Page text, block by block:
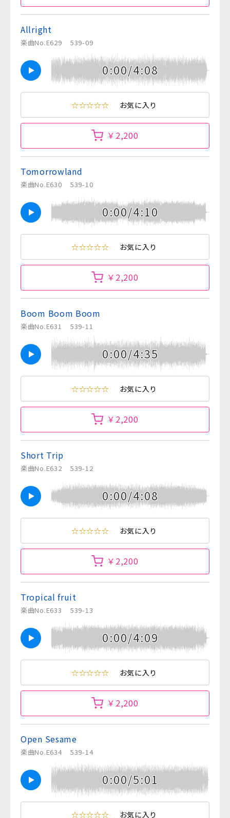
Allright
楽曲No.E629 539-09
0:00/4:08
☆☆☆☆☆ お気に入り
￥2,200
Tomorrowland
楽曲No.E630 539-10
0:00/4:10
☆☆☆☆☆ お気に入り
￥2,200
Boom Boom Boom
楽曲No.E631 539-11
0:00/4:35
☆☆☆☆☆ お気に入り
￥2,200
Short Trip
楽曲No.E632 539-12
0:00/4:08
☆☆☆☆☆ お気に入り
￥2,200
Tropical fruit
楽曲No.E633 539-13
0:00/4:09
☆☆☆☆☆ お気に入り
￥2,200
Open Sesame
楽曲No.E634 539-14
0:00/5:01
☆☆☆☆☆ お気に入り